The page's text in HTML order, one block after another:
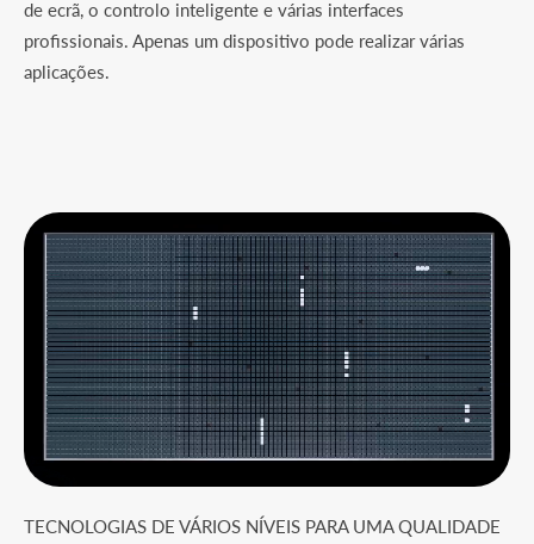
de ecrã, o controlo inteligente e várias interfaces
profissionais. Apenas um dispositivo pode realizar várias
aplicações.
TECNOLOGIAS DE VÁRIOS NÍVEIS PARA UMA QUALIDADE